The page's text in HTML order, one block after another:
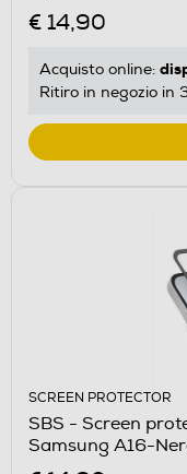
€ 14,90
Acquisto online:
Ritiro in negozio in
SCREEN PROTECTOR
SBS - Screen
Samsung A16-